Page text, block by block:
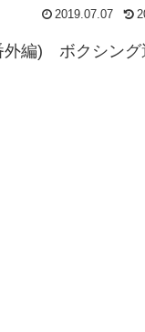
2019.07.07
外編) ボクシング